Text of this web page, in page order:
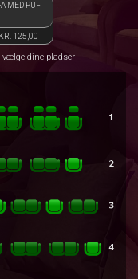
MED PUF
125,00
dine pladser